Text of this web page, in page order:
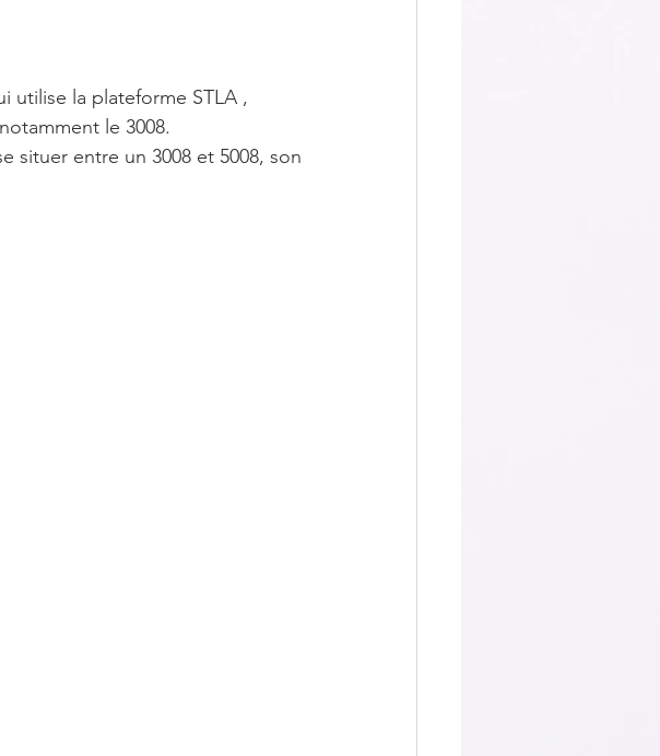
utilise la plateforme STLA ,
le 3008.
situer entre un 3008 et 5008, son